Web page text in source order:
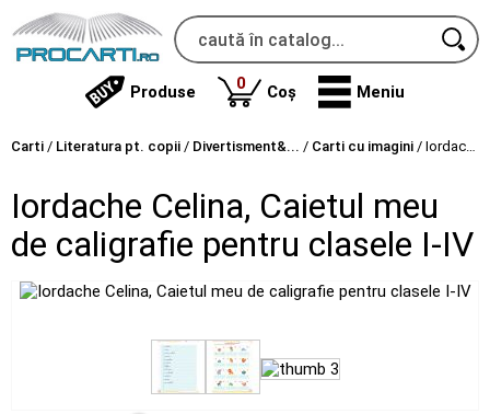
Produse 0produse
Coș Meniu
Carti / Literatura pt. copii / Divertisment&... / Carti cu imagini / Iordache Celina, Caietul meu de caligrafie pentru clasele I-IV
Iordache Celina, Caietul meu
de caligrafie pentru clasele I-IV